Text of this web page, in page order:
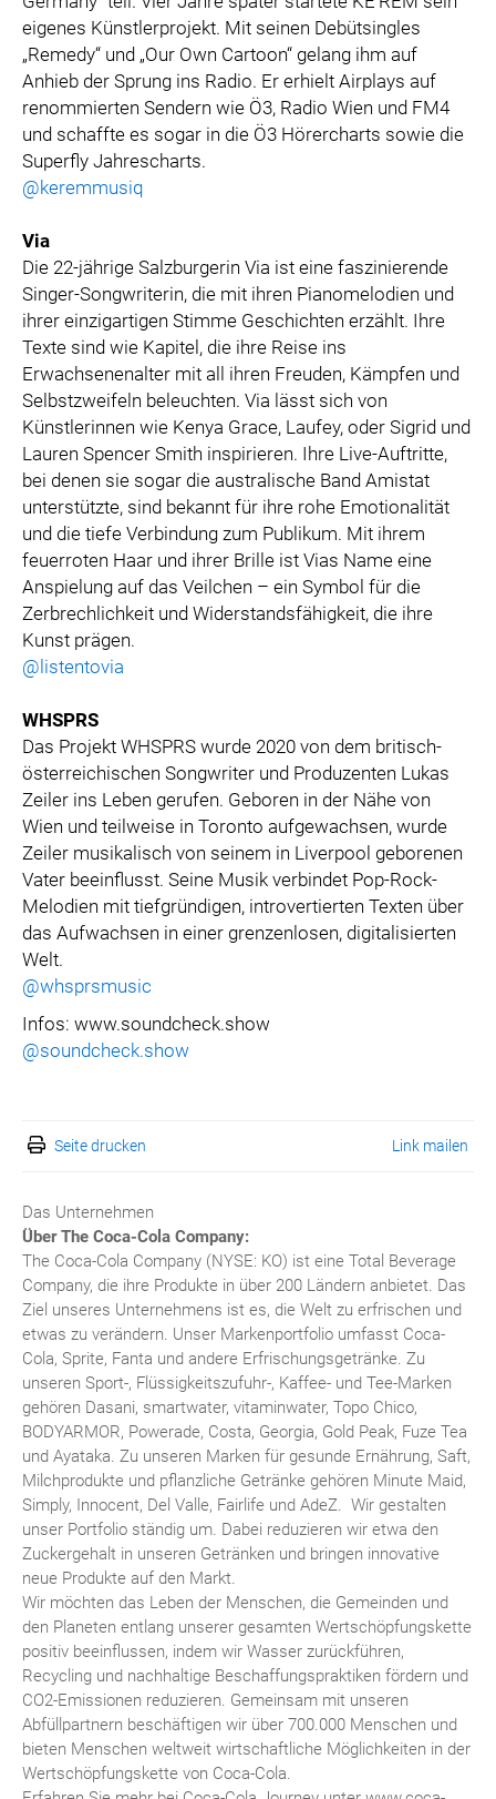
eigenes Künstlerprojekt. Mit seinen Debütsingles
„Remedy“ und „Our Own Cartoon“ gelang ihm auf
Anhieb der Sprung ins Radio. Er erhielt Airplays auf
renommierten Sendern wie Ö3, Radio Wien und FM4
und schaffte es sogar in die Ö3 Hörercharts sowie die
Superfly Jahrescharts.
@keremmusiq
Via
Die 22-jährige Salzburgerin Via ist eine faszinierende
Singer-Songwriterin, die mit ihren Pianomelodien und
ihrer einzigartigen Stimme Geschichten erzählt. Ihre
Texte sind wie Kapitel, die ihre Reise ins
Erwachsenenalter mit all ihren Freuden, Kämpfen und
Selbstzweifeln beleuchten. Via lässt sich von
Künstlerinnen wie Kenya Grace, Laufey, oder Sigrid und
Lauren Spencer Smith inspirieren. Ihre Live-Auftritte,
bei denen sie sogar die australische Band Amistat
unterstützte, sind bekannt für ihre rohe Emotionalität
und die tiefe Verbindung zum Publikum. Mit ihrem
feuerroten Haar und ihrer Brille ist Vias Name eine
Anspielung auf das Veilchen – ein Symbol für die
Zerbrechlichkeit und Widerstandsfähigkeit, die ihre
Kunst prägen.
@listentovia
WHSPRS
Das Projekt WHSPRS wurde 2020 von dem britisch-
österreichischen Songwriter und Produzenten Lukas
Zeiler ins Leben gerufen. Geboren in der Nähe von
Wien und teilweise in Toronto aufgewachsen, wurde
Zeiler musikalisch von seinem in Liverpool geborenen
Vater beeinflusst. Seine Musik verbindet Pop-Rock-
Melodien mit tiefgründigen, introvertierten Texten über
das Aufwachsen in einer grenzenlosen, digitalisierten
Welt.
@whsprsmusic
Infos: www.soundcheck.show
@soundcheck.show
Seite drucken Link mailen
Das Unternehmen
Über The Coca-Cola Company:
The Coca-Cola Company (NYSE: KO) ist eine Total Beverage
Company, die ihre Produkte in über 200 Ländern anbietet. Das
Ziel unseres Unternehmens ist es, die Welt zu erfrischen und
etwas zu verändern. Unser Markenportfolio umfasst Coca-
Cola, Sprite, Fanta und andere Erfrischungsgetränke. Zu
unseren Sport-, Flüssigkeitszufuhr-, Kaffee- und Tee-Marken
gehören Dasani, smartwater, vitaminwater, Topo Chico,
BODYARMOR, Powerade, Costa, Georgia, Gold Peak, Fuze Tea
und Ayataka. Zu unseren Marken für gesunde Ernährung, Saft,
Milchprodukte und pflanzliche Getränke gehören Minute Maid,
Simply, Innocent, Del Valle, Fairlife und AdeZ. Wir gestalten
unser Portfolio ständig um. Dabei reduzieren wir etwa den
Zuckergehalt in unseren Getränken und bringen innovative
neue Produkte auf den Markt.
Wir möchten das Leben der Menschen, die Gemeinden und
den Planeten entlang unserer gesamten Wertschöpfungskette
positiv beeinflussen, indem wir Wasser zurückführen,
Recycling und nachhaltige Beschaffungspraktiken fördern und
CO2-Emissionen reduzieren. Gemeinsam mit unseren
Abfüllpartnern beschäftigen wir über 700.000 Menschen und
bieten Menschen weltweit wirtschaftliche Möglichkeiten in der
Wertschöpfungskette von Coca-Cola.